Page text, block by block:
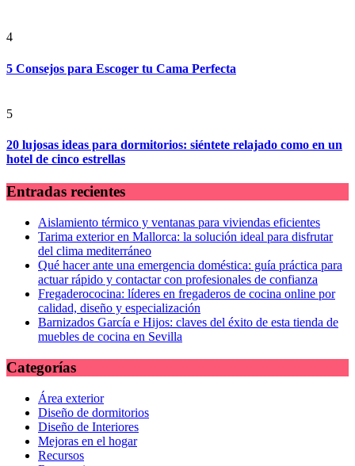
4
5 Consejos para Escoger tu Cama Perfecta
5
20 lujosas ideas para dormitorios: siéntete relajado como en un
hotel de cinco estrellas
Entradas recientes
Aislamiento térmico y ventanas para viviendas eficientes
Tarima exterior en Mallorca: la solución ideal para disfrutar
del clima mediterráneo
Qué hacer ante una emergencia doméstica: guía práctica para
actuar rápido y contactar con profesionales de confianza
Fregaderococina: líderes en fregaderos de cocina online por
calidad, diseño y especialización
Barnizados García e Hijos: claves del éxito de esta tienda de
muebles de cocina en Sevilla
Categorías
Área exterior
Diseño de dormitorios
Diseño de Interiores
Mejoras en el hogar
Recursos